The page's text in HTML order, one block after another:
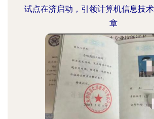
试点在济启动，引领计算机信息技
章